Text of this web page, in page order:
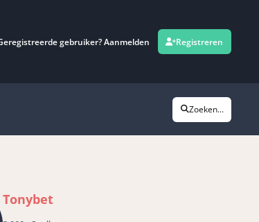
gebruiker? Aanmelden Registreren
Zoeken...
Tonybet